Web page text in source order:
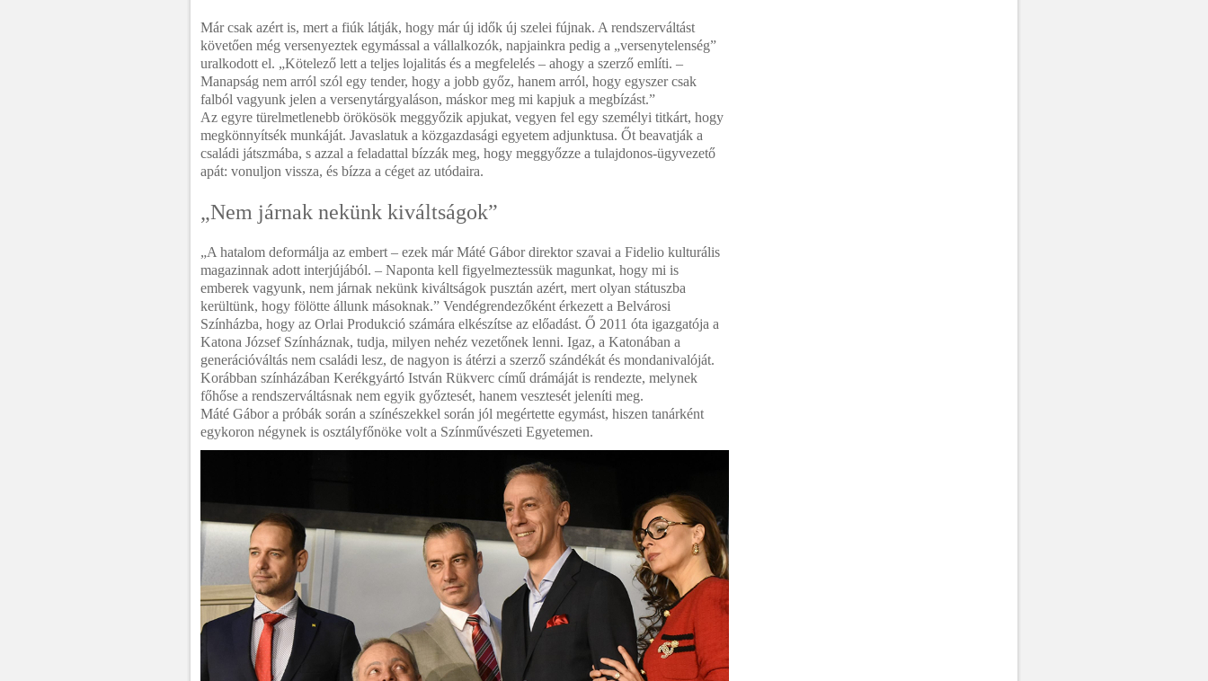
Már csak azért is, mert a fiúk látják, hogy már új idők új szelei fújnak. A rendszerváltást
követően még versenyeztek egymással a vállalkozók, napjainkra pedig a „versenytelenség”
uralkodott el. „Kötelező lett a teljes lojalitás és a megfelelés – ahogy a szerző említi. –
Manapság nem arról szól egy tender, hogy a jobb győz, hanem arról, hogy egyszer csak
falból vagyunk jelen a versenytárgyaláson, máskor meg mi kapjuk a megbízást.”
Az egyre türelmetlenebb örökösök meggyőzik apjukat, vegyen fel egy személyi titkárt, hogy
megkönnyítsék munkáját. Javaslatuk a közgazdasági egyetem adjunktusa. Őt beavatják a
családi játszmába, s azzal a feladattal bízzák meg, hogy meggyőzze a tulajdonos-ügyvezető
apát: vonuljon vissza, és bízza a céget az utódaira.
„Nem járnak nekünk kiváltságok”
„A hatalom deformálja az embert – ezek már Máté Gábor direktor szavai a Fidelio kulturális
magazinnak adott interjújából. – Naponta kell figyelmeztessük magunkat, hogy mi is
emberek vagyunk, nem járnak nekünk kiváltságok pusztán azért, mert olyan státuszba
kerültünk, hogy fölötte állunk másoknak.” Vendégrendezőként érkezett a Belvárosi
Színházba, hogy az Orlai Produkció számára elkészítse az előadást. Ő 2011 óta igazgatója a
Katona József Színháznak, tudja, milyen nehéz vezetőnek lenni. Igaz, a Katonában a
generációváltás nem családi lesz, de nagyon is átérzi a szerző szándékát és mondanivalóját.
Korábban színházában Kerékgyártó István Rükverc című drámáját is rendezte, melynek
főhőse a rendszerváltásnak nem egyik győztesét, hanem vesztesét jeleníti meg.
Máté Gábor a próbák során a színészekkel során jól megértette egymást, hiszen tanárként
egykoron négynek is osztályfőnöke volt a Színművészeti Egyetemen.